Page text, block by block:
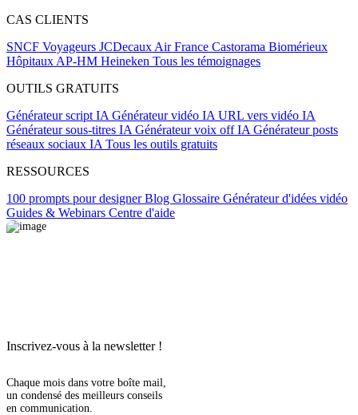
CAS CLIENTS
SNCF Voyageurs JCDecaux Air France Castorama Biomérieux
Hôpitaux AP-HM Heineken Tous les témoignages
OUTILS GRATUITS
Générateur script IA Générateur vidéo IA URL vers vidéo IA
Générateur sous-titres IA Générateur voix off IA Générateur posts
réseaux sociaux IA Tous les outils gratuits
RESSOURCES
100 prompts pour designerBlog Glossaire Générateur d'idées vidéo
Guides & Webinars Centre d'aide
Inscrivez-vous à la newsletter !
Chaque mois dans votre boîte mail,
un condensé des meilleurs conseils
en communication.